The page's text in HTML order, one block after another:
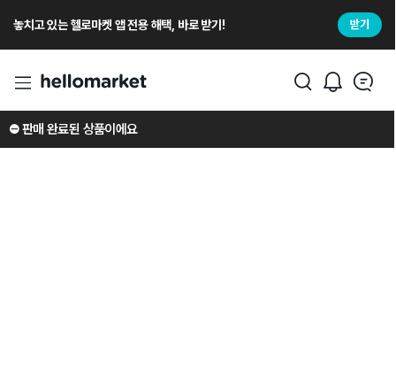
놓치고 있는 헬로마켓 앱 전용 해택, 바로 받기! 받기
⛔️ 판매 완료된 상품이에요